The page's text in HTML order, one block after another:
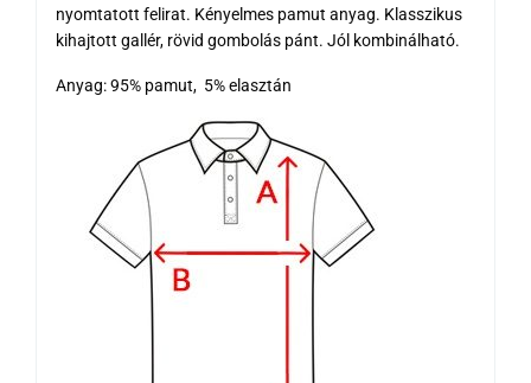
nyomtatott felirat. Kényelmes pamut anyag. Klasszikus
kihajtott gallér, rövid gombolás pánt. Jól kombinálható.
Anyag: 95% pamut, 5% elasztán